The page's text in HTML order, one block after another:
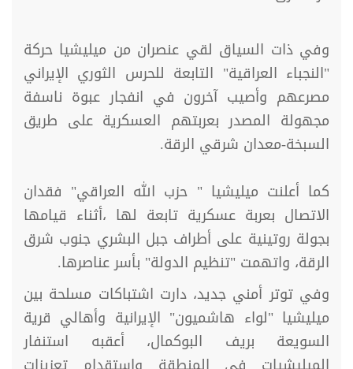
وفي ذات السياق لقي عنصران من ميليشيا حركة
"النجباء العراقية" التابعة للحرس الثوري الإيراني
مصرعهم وأصيب آخرون في انفجار عبوة ناسفة
مجهولة المصدر بعربتهم العسكرية على طريق
السبخة-معدان شرقي الرقة.
كما أعلنت ميليشيا " حزب الله العراقي" فقدان
الاتصال بعربة عسكرية تابعة لها ،أثناء قيامها
بجولة روتينية على أطراف جبل البشري جنوب شرق
الرقة، واتهمت "تنظيم الدولة" بأسر عناصرها.
وفي توتر أمني جديد، دارت اشتباكات مسلحة بين
ميليشيا "لواء هاشميون" الإيرانية وأهالي قرية
السويعة بريف البوكمال، أعقبه استنفار